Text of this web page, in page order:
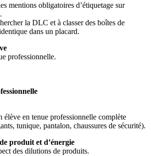
mentions obligatoires d’étiquetage sur
la DLC et à classer des boîtes de
dans un placard.
professionnelle.
en tenue professionnelle complète
tunique, pantalon, chaussures de sécurité).
produit et d’énergie
des dilutions de produits.